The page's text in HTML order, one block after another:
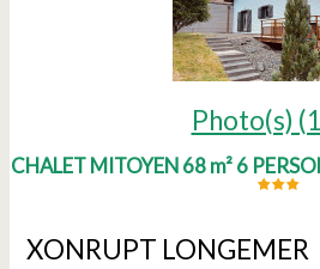
Photo(s)
CHALET MITOYEN 68 m² 6
XONRUPT LONGEMER